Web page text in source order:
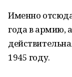
Именно
года в армию,
1945 году.